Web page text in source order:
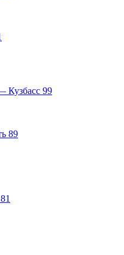
Кузбасс 99
89
81